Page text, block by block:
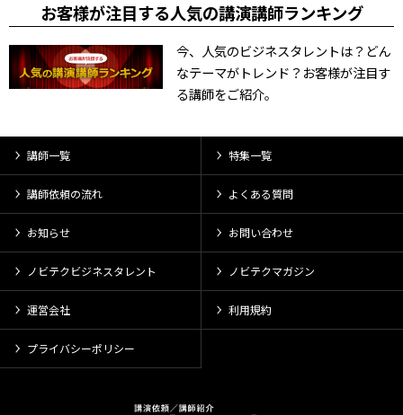
お客様が注目する人気の講演講師ランキング
今、人気のビジネスタレントは？どん
なテーマがトレンド？お客様が注目す
る講師をご紹介。
講師一覧 特集一覧
講師依頼の流れ よくある質問
お知らせ お問い合わせ
ノビテクビジネスタレント ノビテクマガジン
運営会社 利用規約
プライバシーポリシー